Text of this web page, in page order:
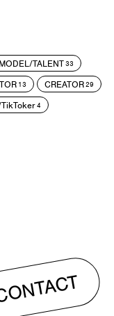
MODEL/TALENT33
13 CREATOR29
4